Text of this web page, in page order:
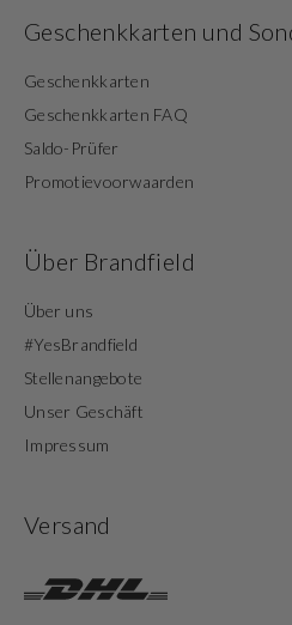
Geschenkkarten und
Geschenkkarten
Geschenkkarten FAQ
Saldo-Prüfer
Promotievoorwaarden
Über Brandfield
Über uns
#YesBrandfield
Stellenangebote
Unser Geschäft
Impressum
Versand